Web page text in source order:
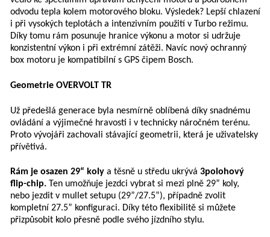
odvodu tepla kolem motorového bloku. Výsledek? Lepší chlazení
i při vysokých teplotách a intenzivním použití v Turbo režimu.
Díky tomu rám posunuje hranice výkonu a motor si udržuje
konzistentní výkon i při extrémní zátěži. Navíc nový ochranný
box motoru je kompatibilní s GPS čipem Bosch.
Geometrie OVERVOLT TR
Už předešlá generace byla nesmírně oblíbená díky snadnému
ovládání a výjimečné hravosti i v technicky náročném terénu.
Proto vývojáři zachovali stávající geometrii, která je uživatelsky
přívětivá.
Rám je osazen 29“ koly a těsně u středu ukrývá 3polohový
flip-chip. Ten umožňuje jezdci vybrat si mezi plně 29” koly,
nebo jezdit v mullet setupu (29”/27.5”), případně zvolit
kompletní 27.5” konfiguraci. Díky této flexibilitě si můžete
přizpůsobit kolo přesně podle svého jízdního stylu.